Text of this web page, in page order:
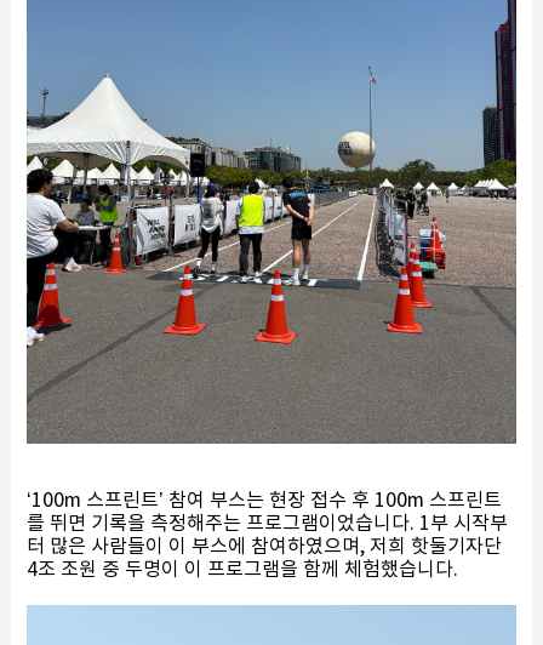
‘100m 스프린트’ 참여 부스는 현장 접수 후 100m 스프린트
를 뛰면 기록을 측정해주는 프로그램이었습니다. 1부 시작부
터 많은 사람들이 이 부스에 참여하였으며, 저희 핫둘기자단
4조 조원 중 두명이 이 프로그램을 함께 체험했습니다.